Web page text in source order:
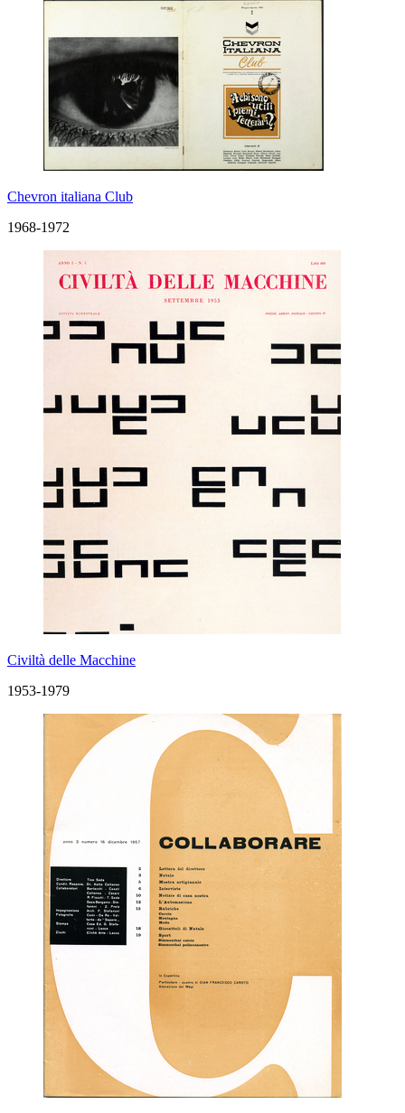
Chevron italiana Club
1968-1972
Civiltà delle Macchine
1953-1979